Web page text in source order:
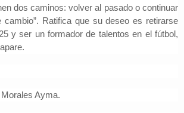
dos caminos: volver al pasado o continuar
cambio”. Ratifica que su deseo es retirarse
y ser un formador de talentos en el fútbol,
Ayma.